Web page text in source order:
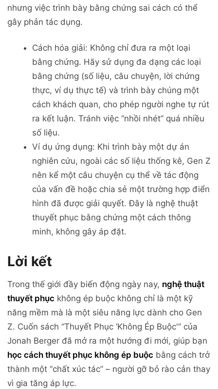
nhưng việc trình bày bằng chứng sai cách có thể
gây phản tác dụng.
Cách hóa giải: Không chỉ đưa ra một loại
bằng chứng. Hãy sử dụng đa dạng các loại
bằng chứng (số liệu, câu chuyện, lời chứng
thực, ví dụ thực tế) và trình bày chúng một
cách khách quan, cho phép người nghe tự rút
ra kết luận. Tránh việc “nhồi nhét” quá nhiều
số liệu.
Ví dụ ứng dụng: Khi trình bày một dự án
nghiên cứu, ngoài các số liệu thống kê, Gen Z
nên kể một câu chuyện cụ thể về tác động
của vấn đề hoặc chia sẻ một trường hợp điển
hình đã được giải quyết. Đây là nghệ thuật
thuyết phục bằng chứng một cách thông
minh, không gây áp đặt.
Lời kết
Trong thế giới đầy biến động ngày nay, nghệ thuật
thuyết phục không ép buộc không chỉ là một kỹ
năng mềm mà là một siêu năng lực dành cho Gen
Z. Cuốn sách “Thuyết Phục ‘Không Ép Buộc'” của
Jonah Berger đã mở ra một hướng đi mới, giúp bạn
học cách thuyết phục không ép buộc bằng cách trở
thành một “chất xúc tác” – người gỡ bỏ rào cản thay
vì gia tăng áp lực.